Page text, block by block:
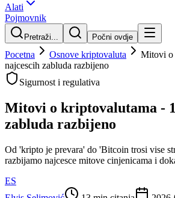
Alati
Pojmovnik
Pretraži... Počni ovdje
Pocetna Osnove kriptovaluta
Mitovi o
najcescih zabluda razbijeno
Sigurnost i regulativa
Mitovi o kriptovalutama -
zabluda razbijeno
Od 'kripto je prevara' do 'Bitcoin trosi vise
razbijamo najcesce mitove cinjenicama i
ES